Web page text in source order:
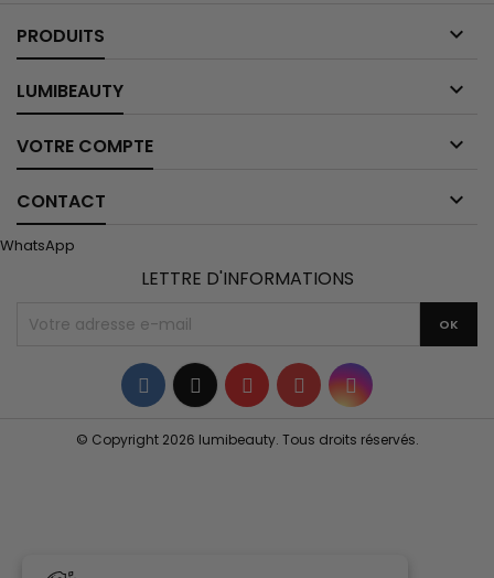
PRODUITS 
LUMIBEAUTY 
VOTRE COMPTE 
CONTACT 
WhatsApp
LETTRE D'INFORMATIONS
Facebook
TwitterYouTubePinterestInstagram
© Copyright 2026 lumibeauty. Tous droits réservés.